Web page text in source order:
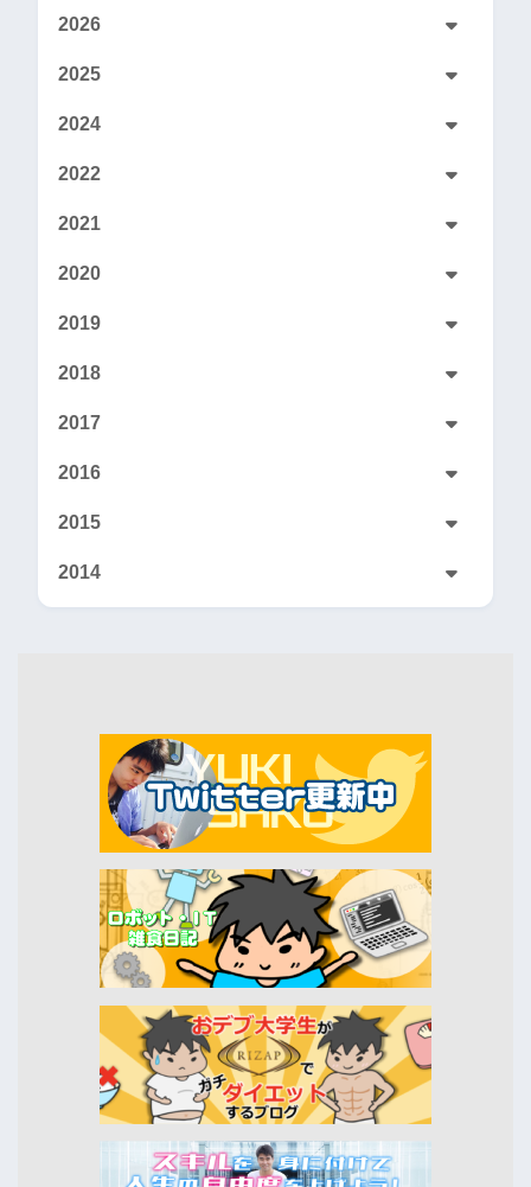
2026
2025
2024
2022
2021
2020
2019
2018
2017
2016
2015
2014